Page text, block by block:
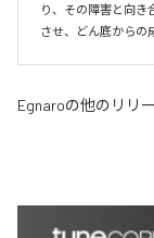
り、その障害と向き
させ、どん底からの
Egnaroの他のリリ